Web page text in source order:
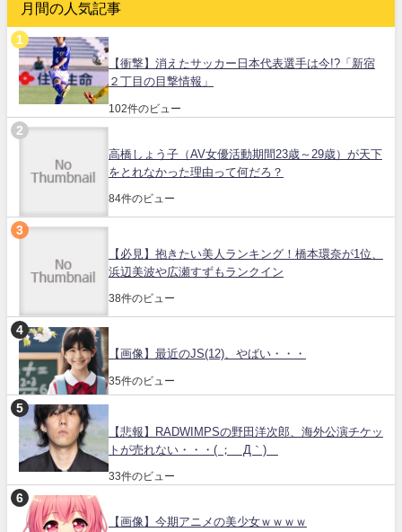
月間の人気記事
【衝撃】消えたサッカー日本代表選手は今!?「新宿
２丁目の目撃情報」
102件のビュー
高橋しょう子（AV女優活動期間23歳～29歳）が天下
をとれなかった理由って何だろ？
84件のビュー
【必見】抱きたい美人ランキング！橋本環奈が1位、
浜辺美波や広瀬すずもランクイン
38件のビュー
【画像】最近のJS(12)、やばい・・・
35件のビュー
【悲報】RADWIMPSの野田洋次郎、海外公演チケッ
トが売れない・・・( ；´Д｀)
33件のビュー
【画像】今期アニメの美少女ｗｗｗｗ